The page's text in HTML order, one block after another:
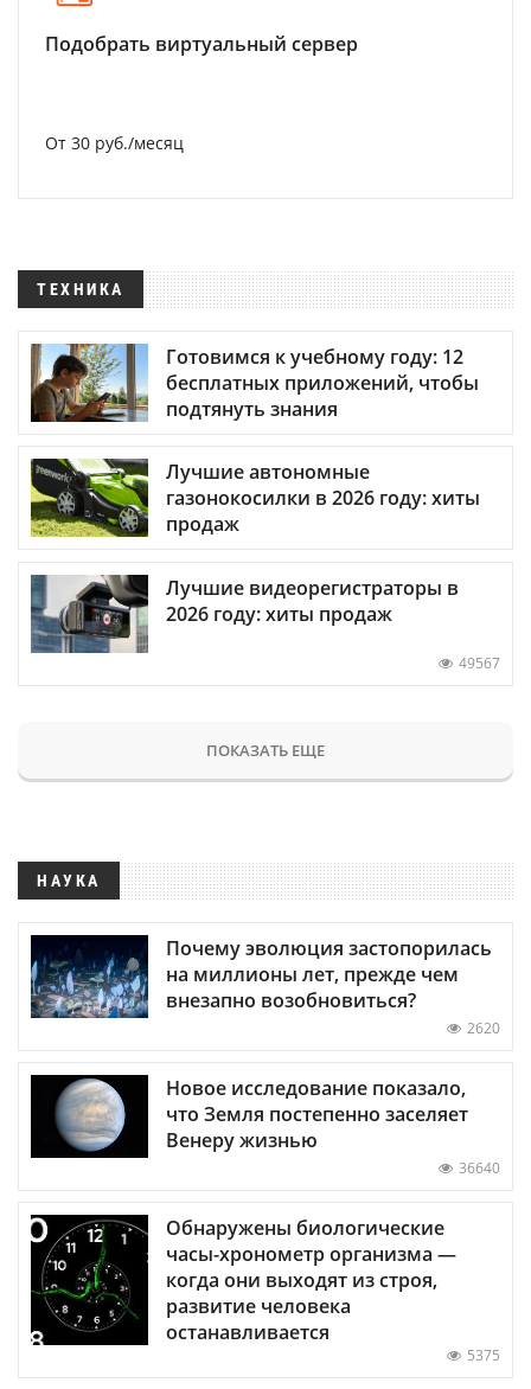
Подобрать виртуальный сервер
От 30 руб./месяц
ТЕХНИКА
Готовимся к учебному году: 12
бесплатных приложений, чтобы
подтянуть знания
Лучшие автономные
газонокосилки в 2026 году: хиты
продаж
Лучшие видеорегистраторы в
2026 году: хиты продаж
49567
ПОКАЗАТЬ ЕЩЕ
НАУКА
Почему эволюция застопорилась
на миллионы лет, прежде чем
внезапно возобновиться?
2620
Новое исследование показало,
что Земля постепенно заселяет
Венеру жизнью
36640
Обнаружены биологические
часы-хронометр организма —
когда они выходят из строя,
развитие человека
останавливается
5375